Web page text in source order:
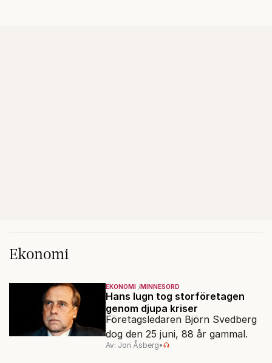
Ekonomi
EKONOMI MINNESORD
Hans lugn tog storföretagen
genom djupa kriser
Företagsledaren Björn Svedberg
dog den 25 juni, 88 år gammal.
Av: Jon Åsberg•